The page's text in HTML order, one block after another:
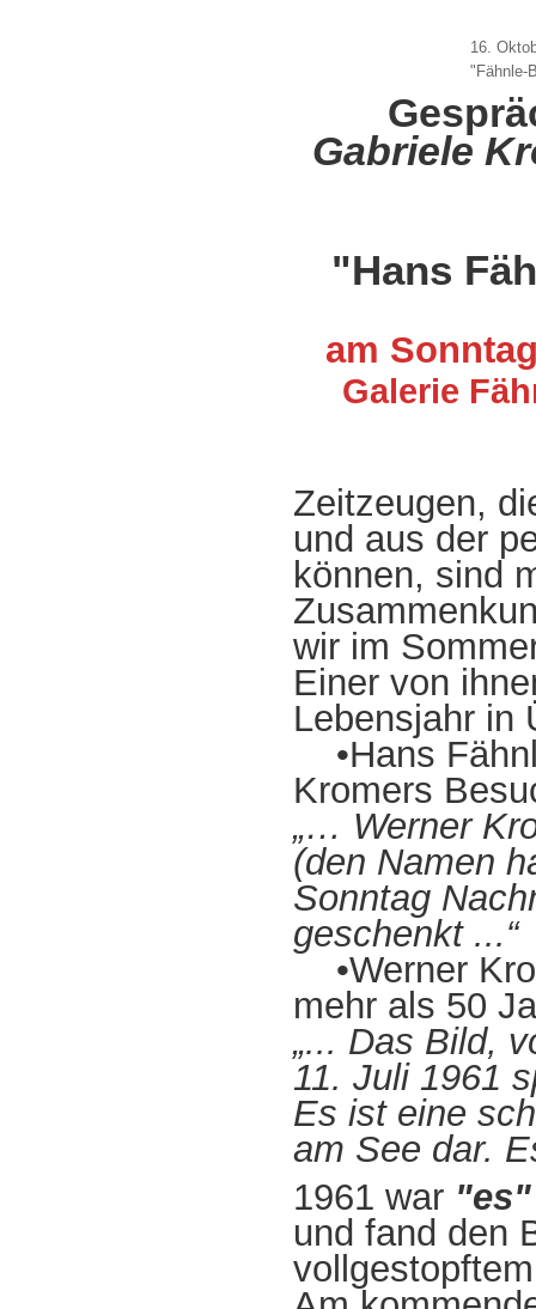
16.
"Fähnle-
Gabriele
"Hans
am
Galerie
Zeitzeugen,
und aus der
können, sind
wir im
Einer von
Lebensjahr in
•Hans
Kromers
„… Werner
(den Namen
Sonntag
geschenkt ...“
•Werner
mehr als 50
„... Das Bild,
11. Juli 1961
Es ist eine
am See dar.
1961 war "es"
und fand den